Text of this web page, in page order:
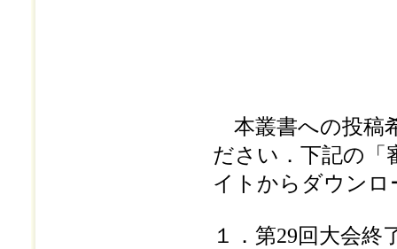
本叢書への投稿
ださい．下記の「
イトからダウン
１．第29回大会終